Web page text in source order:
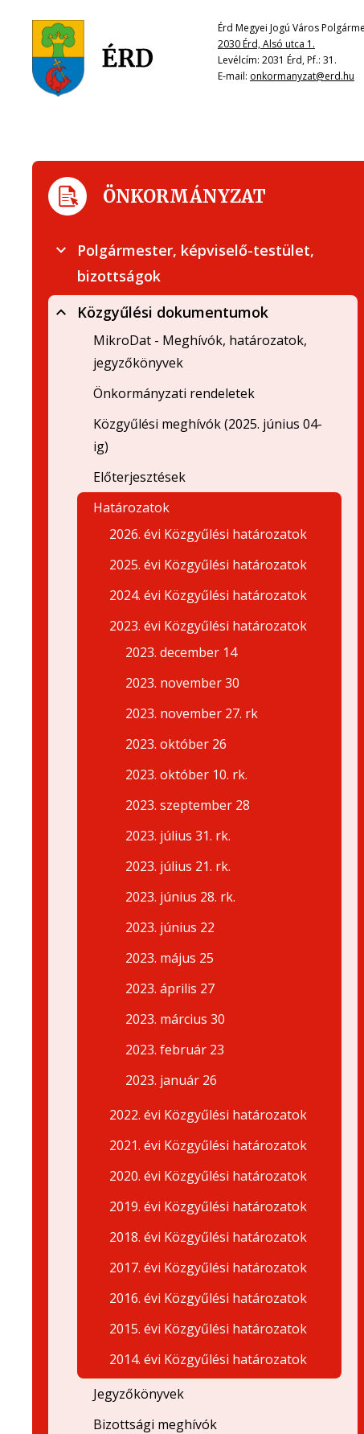
Érd Megyei Jogú Város
2030 Érd, Alsó utca 1.
Levélcím: 2031 Érd, Pf.: 31.
E-mail: onkormanyzat@erd.hu
ÖNKORMÁNYZAT
Polgármester, képviselő-testület,
bizottságok
Közgyűlési dokumentumok
MikroDat - Meghívók, határozatok,
jegyzőkönyvek
Önkormányzati rendeletek
Közgyűlési meghívók (2025. június 04-
ig)
Előterjesztések
Határozatok
2026. évi Közgyűlési határozatok
2025. évi Közgyűlési határozatok
2024. évi Közgyűlési határozatok
2023. évi Közgyűlési határozatok
2023. december 14
2023. november 30
2023. november 27. rk
2023. október 26
2023. október 10. rk.
2023. szeptember 28
2023. július 31. rk.
2023. július 21. rk.
2023. június 28. rk.
2023. június 22
2023. május 25
2023. április 27
2023. március 30
2023. február 23
2023. január 26
2022. évi Közgyűlési határozatok
2021. évi Közgyűlési határozatok
2020. évi Közgyűlési határozatok
2019. évi Közgyűlési határozatok
2018. évi Közgyűlési határozatok
2017. évi Közgyűlési határozatok
2016. évi Közgyűlési határozatok
2015. évi Közgyűlési határozatok
2014. évi Közgyűlési határozatok
Jegyzőkönyvek
Bizottsági meghívók